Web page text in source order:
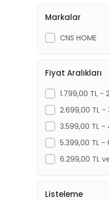
Markalar
CNS HOME
Fiyat Aralıkları
1.799,00 TL -
2.699,00 TL -
3.599,00 TL -
5.399,00 TL -
6.299,00 TL
Listeleme